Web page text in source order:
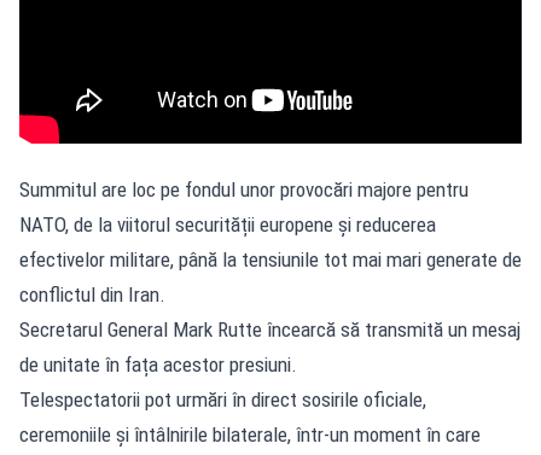
Summitul are loc pe fondul unor provocări majore pentru
NATO, de la viitorul securității europene și reducerea
efectivelor militare, până la tensiunile tot mai mari generate de
conflictul din Iran.
Secretarul General Mark Rutte încearcă să transmită un mesaj
de unitate în fața acestor presiuni.
Telespectatorii pot urmări în direct sosirile oficiale,
ceremoniile și întâlnirile bilaterale, într-un moment în care